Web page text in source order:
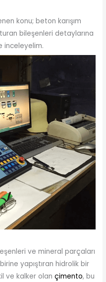
konu; beton karışım
bileşenleri detaylarına
inceleyelim.
ve mineral parçaları
yapıştıran hidrolik bir
ve kalker olançimento, bu